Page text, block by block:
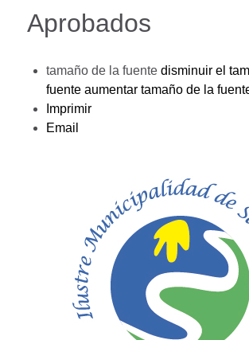
Aprobados
tamaño de la fuente disminuir el
fuente aumentar tamaño de la
Imprimir
Email